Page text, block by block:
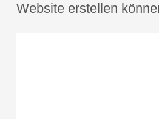
Website erstellen